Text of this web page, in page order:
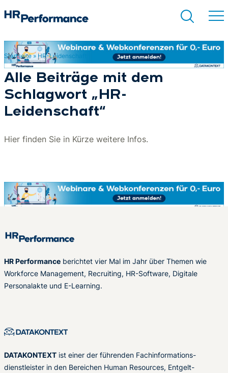
Suchen
Startseite» HR-Leidenschaft
Alle Beiträge mit dem
Schlagwort „HR-
Leidenschaft“
Hier finden Sie in Kürze weitere Infos.
HR Performance berichtet vier Mal im Jahr über Themen wie
Workforce Management, Recruiting, HR-Software, Digitale
Personalakte und E-Learning.
DATAKONTEXT ist einer der führenden Fachinformations-
dienstleister in den Bereichen Human Resources, Entgelt-